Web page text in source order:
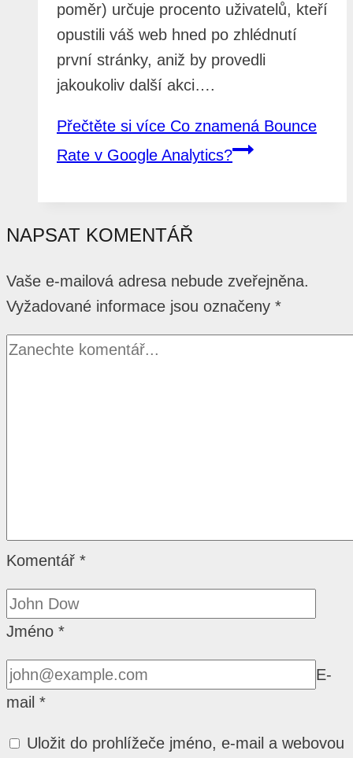
poměr) určuje procento uživatelů, kteří
opustili váš web hned po zhlédnutí
první stránky, aniž by provedli
jakoukoliv další akci….
Přečtěte si více Co znamená Bounce
Rate v Google Analytics?
NAPSAT KOMENTÁŘ
Vaše e-mailová adresa nebude zveřejněna.
Vyžadované informace jsou označeny *
Komentář *
Jméno *
E-
mail *
Uložit do prohlížeče jméno, e-mail a webovou